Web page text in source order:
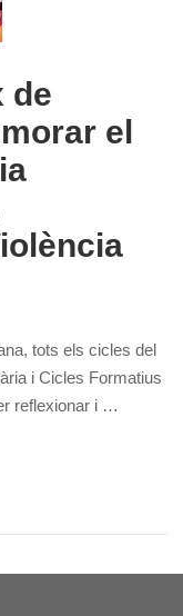
de
el
tots els cicles del
i Cicles Formatius
reflexionar i …